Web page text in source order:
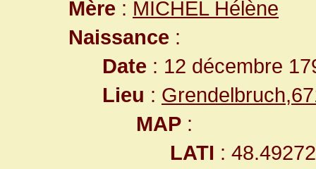
Mère : MICHEL Hélène
Naissance :
Date : 12 décembre
Lieu :
MAP :
LATI :